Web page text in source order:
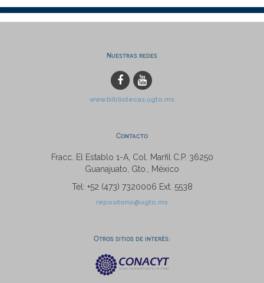
Nuestras redes
www.bibliotecas.ugto.mx
Contacto
Fracc. El Establo 1-A, Col. Marfil C.P. 36250
Guanajuato, Gto., México
Tel: +52 (473) 7320006 Ext. 5538
repositorio@ugto.mx
Otros sitios de interés: